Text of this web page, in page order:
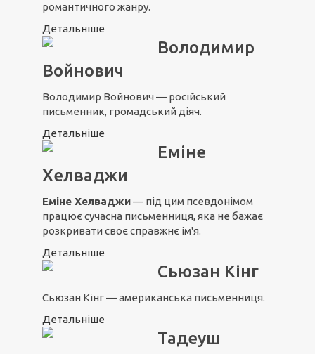
романтичного жанру.
Детальніше
Володимир
Войнович
Володимир Войнович — російський
письменник, громадський діяч.
Детальніше
Еміне
Хелваджи
Еміне Хелваджи— під цим псевдонімом
працює сучасна письменниця, яка не бажає
розкривати своє справжнє ім'я.
Детальніше
Сьюзан Кінг
Сьюзан Кінг — американська письменниця.
Детальніше
Тадеуш